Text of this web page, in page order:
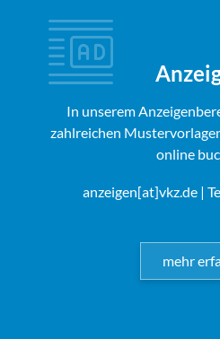
In unserem
zahlreichen
online
anzeigen[at]vkz.de|
mehr